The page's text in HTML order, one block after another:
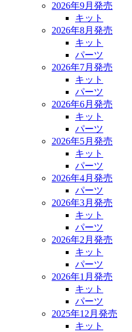
2026年9月発売
キット
2026年8月発売
キット
パーツ
2026年7月発売
キット
パーツ
2026年6月発売
キット
パーツ
2026年5月発売
キット
パーツ
2026年4月発売
パーツ
2026年3月発売
キット
パーツ
2026年2月発売
キット
パーツ
2026年1月発売
キット
パーツ
2025年12月発売
キット